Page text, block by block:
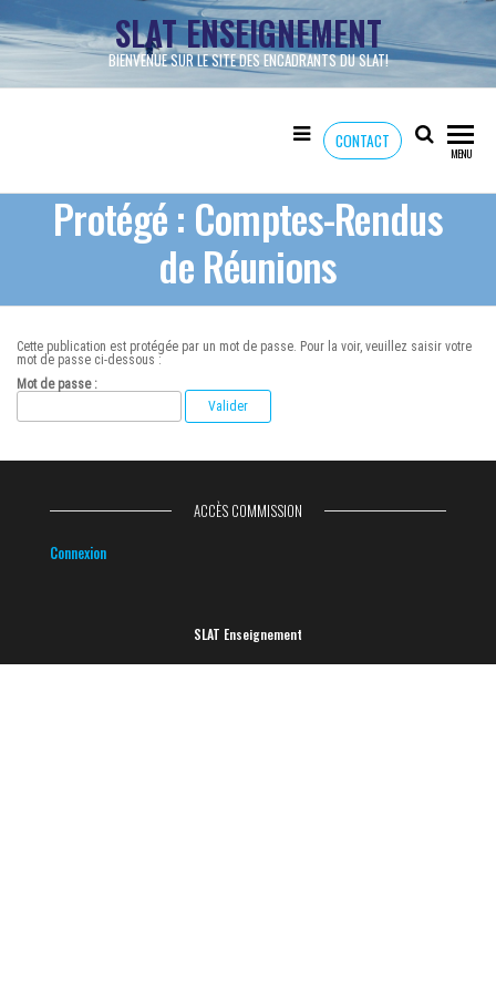
to
the
content
SLAT ENSEIGNEMENT
BIENVENUE SUR LE SITE DES ENCADRANTS DU SLAT!
CONTACT
MENU
Protégé : Comptes-Rendus
de Réunions
Cette publication est protégée par un mot de passe. Pour la voir, veuillez saisir votre
mot de passe ci-dessous :
Mot de passe :
ACCÈS COMMISSION
Connexion
SLAT Enseignement